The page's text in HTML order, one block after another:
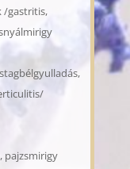
/gastritis,
pajzsmirigy